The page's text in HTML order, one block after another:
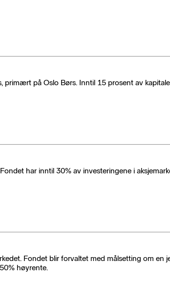
på Oslo Børs. Inntil 15 prosent av
har inntil 30% av investeringene i
Fondet blir forvaltet med målsetting om en
høyrente.